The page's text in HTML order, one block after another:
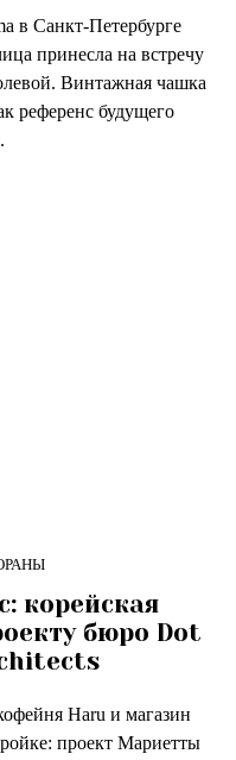
в Санкт-Петербурге
принесла на встречу
Винтажная чашка
референс будущего
корейская
бюро Dot
Haru и магазин
проект Мариетты